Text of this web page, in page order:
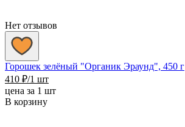
Нет отзывов
Горошек зелёный "Органик Эраунд", 450 г
410 ₽/1 шт
цена за 1 шт
В корзину